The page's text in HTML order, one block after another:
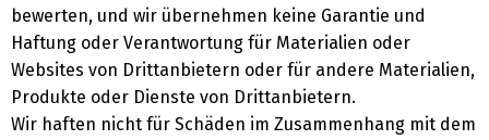
bewerten, und wir übernehmen keine Garantie und
Haftung oder Verantwortung für Materialien oder
Websites von Drittanbietern oder für andere Materialien,
Produkte oder Dienste von Drittanbietern.
Wir haften nicht für Schäden im Zusammenhang mit dem